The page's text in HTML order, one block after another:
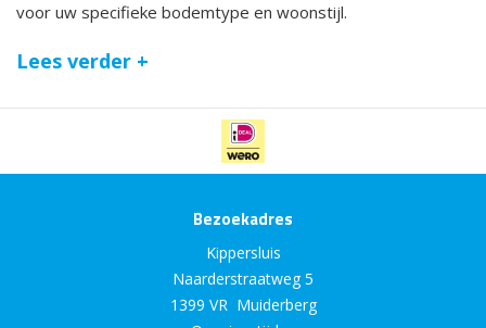
voor uw specifieke bodemtype en woonstijl.
Lees verder +
Bezoekadres
Kippersluis
Naarderstraatweg 5
1399 VR Muiderberg